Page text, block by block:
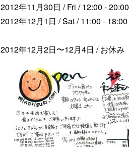
2012年11月30日 / Fri / 12:00 - 20:00
2012年12月1日 / Sat / 11:00 - 18:00
2012年12月2日〜12月4日 / お休み